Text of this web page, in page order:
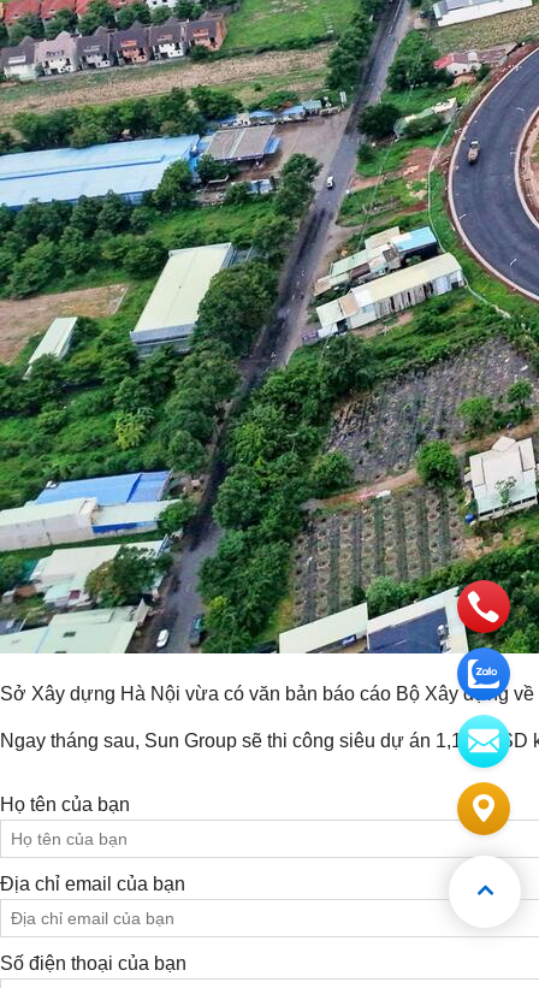
Sở Xây dựng Hà Nội vừa có văn bản báo cáo Bộ Xây dựng
Ngay tháng sau, Sun Group sẽ thi công siêu dự án 1,1 tỷ
Họ tên của bạn
Địa chỉ email của bạn
Số điện thoại của bạn